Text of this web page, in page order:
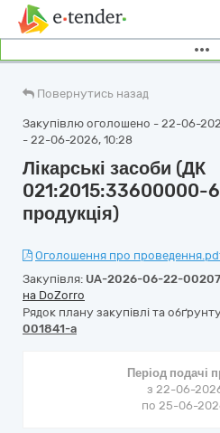
Повернутись назад
Закупівлю оголошено - 22-06-
- 22-06-2026, 10:28
Лікарські засоби (ДК
021:2015:33600000-
продукція)
Оголошення про
Закупівля: UA-2026-06-22-
на DoZorro
Рядок плану закупівлі та
001841-a
Період подачі
з 22-06-
по 25-06-